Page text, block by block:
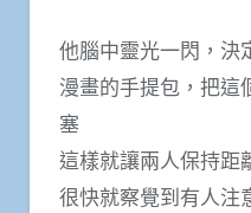
他腦中靈光一閃，決
漫畫的手提包，把這
塞
這樣就讓兩人保持距
很快就察覺到有人注